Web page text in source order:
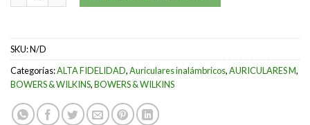
SKU:N/D
Categorías:ALTA FIDELIDAD,Auriculares inalámbricos,AURICULARES M,
BOWERS & WILKINS,BOWERS & WILKINS